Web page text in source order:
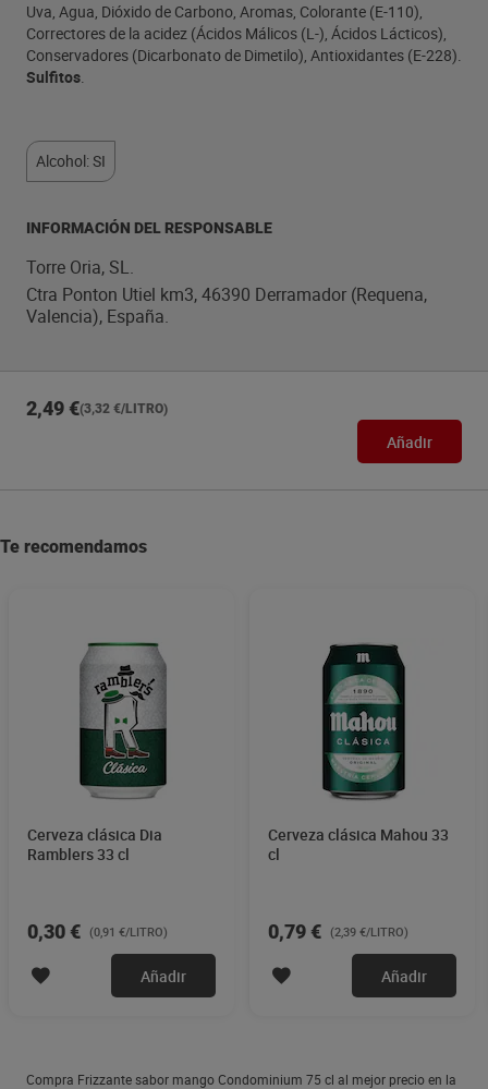
Uva, Agua, Dióxido de Carbono, Aromas, Colorante (E-110),
Correctores de la acidez (Ácidos Málicos (L-), Ácidos Lácticos),
Conservadores (Dicarbonato de Dimetilo), Antioxidantes (E-228).
Sulfitos.
Alcohol: SI
INFORMACIÓN DEL RESPONSABLE
Torre Oria, SL.
Ctra Ponton Utiel km3, 46390 Derramador (Requena,
Valencia), España.
2,49 €(3,32 €/LITRO)
Añadir
Te recomendamos
Cerveza clásica Dia
Ramblers 33 cl
0,30 € (0,91 €/LITRO)
Añadir
Cerveza clásica Mahou 33
cl
0,79 € (2,39 €/LITRO)
Añadir
Compra Frizzante sabor mango Condominium 75 cl al mejor precio en la